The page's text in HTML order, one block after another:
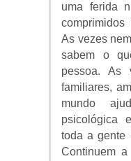
uma ferida
comprimidos
As vezes
sabem o
pessoa. As
familiares,
mundo
psicológica
toda a gente
Continuem